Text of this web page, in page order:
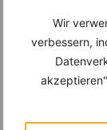
Wir
verbessern,
dieses